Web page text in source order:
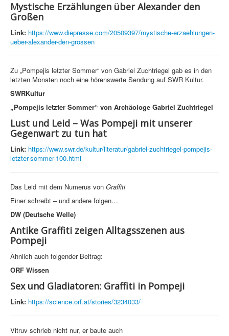
Mystische Erzählungen über Alexander den
Großen
Link: https://www.diepresse.com/20509397/mystische-erzaehlungen-
ueber-alexander-den-grossen
Zu „Pompejis letzter Sommer“ von Gabriel Zuchtriegel gab es in den
letzten Monaten noch eine hörenswerte Sendung auf SWR Kultur.
SWRKultur
„Pompejis letzter Sommer“ von Archäologe Gabriel Zuchtriegel
Lust und Leid – Was Pompeji mit unserer
Gegenwart zu tun hat
Link: https://www.swr.de/kultur/literatur/gabriel-zuchtriegel-pompejis-
letzter-sommer-100.html
Das Leid mit dem Numerus von Graffiti
Einer schreibt – und andere folgen…
DW (Deutsche Welle)
Antike Graffiti zeigen Alltagsszenen aus
Pompeji
Ähnlich auch folgender Beitrag:
ORF Wissen
Sex und Gladiatoren: Graffiti in Pompeji
Link: https://science.orf.at/stories/3234033/
Vitruv schrieb nicht nur, er baute auch